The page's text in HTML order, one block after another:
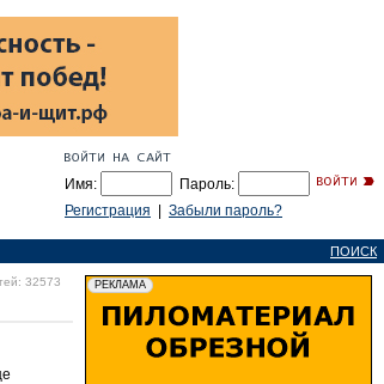
Имя:
Пароль:
Регистрация
Забыли пароль?
ПОИСК
32573